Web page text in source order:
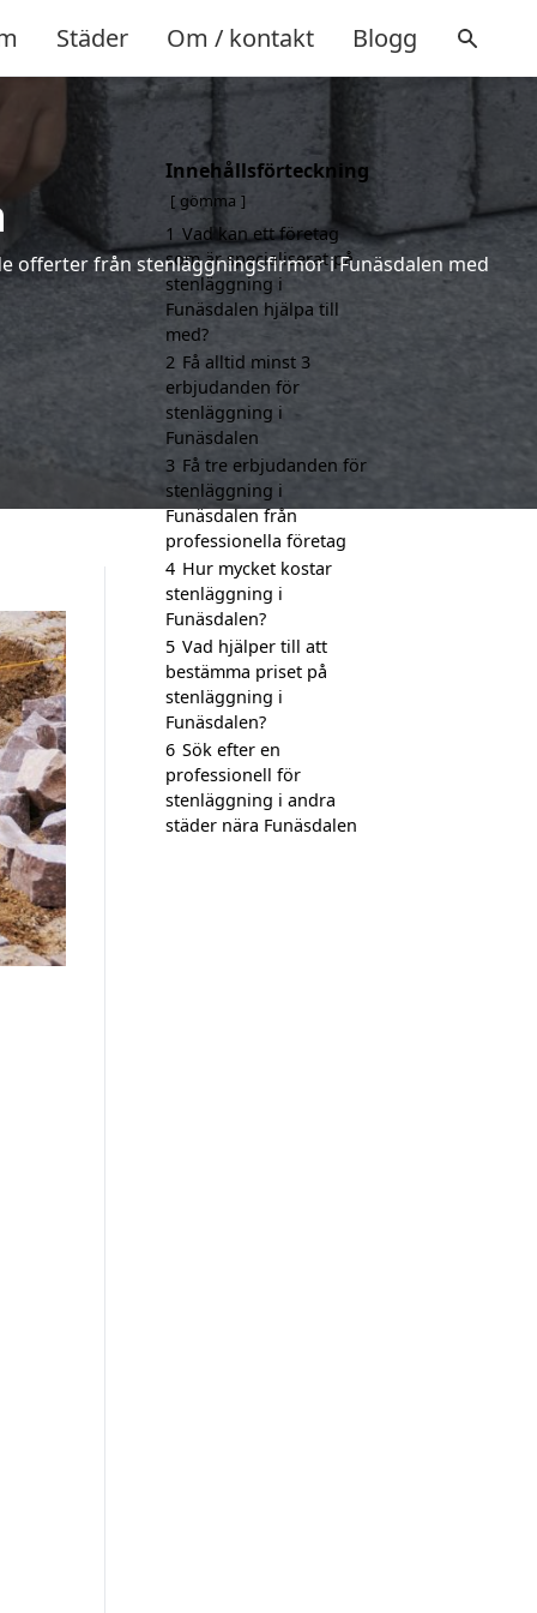
Städer Om / kontakt Blogg
offerter från stenläggningsfirmor i Funäsdalen med
Innehållsförteckning
gömma
1 Vad kan ett företag
som är specialiserat på
stenläggning i
Funäsdalen hjälpa till
med?
2 Få alltid minst 3
erbjudanden för
stenläggning i
Funäsdalen
3 Få tre erbjudanden för
stenläggning i
Funäsdalen från
professionella företag
4 Hur mycket kostar
stenläggning i
Funäsdalen?
5 Vad hjälper till att
bestämma priset på
stenläggning i
Funäsdalen?
6 Sök efter en
professionell för
stenläggning i andra
städer nära Funäsdalen